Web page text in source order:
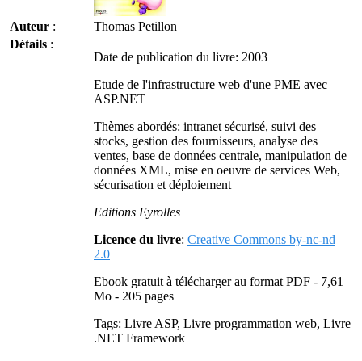
Auteur :
Thomas Petillon
Détails :
Date de publication du livre: 2003
Etude de l'infrastructure web d'une PME avec
ASP.NET
Thèmes abordés: intranet sécurisé, suivi des
stocks, gestion des fournisseurs, analyse des
ventes, base de données centrale, manipulation de
données XML, mise en oeuvre de services Web,
sécurisation et déploiement
Editions Eyrolles
Licence du livre: Creative Commons by-nc-nd
2.0
Ebook gratuit à télécharger au format PDF - 7,61
Mo - 205 pages
Tags: Livre ASP, Livre programmation web, Livre
.NET Framework